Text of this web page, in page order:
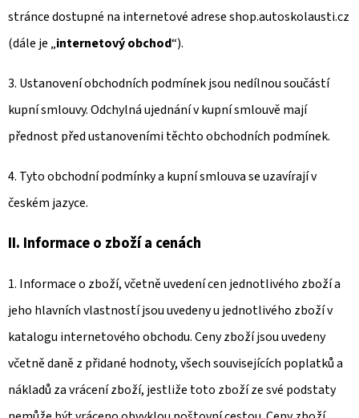
stránce dostupné na internetové adrese shop.autoskolausti.cz
(dále je „internetový obchod“).
3. Ustanovení obchodních podmínek jsou nedílnou součástí
kupní smlouvy. Odchylná ujednání v kupní smlouvě mají
přednost před ustanoveními těchto obchodních podmínek.
4. Tyto obchodní podmínky a kupní smlouva se uzavírají v
českém jazyce.
II. Informace o zboží a cenách
1. Informace o zboží, včetně uvedení cen jednotlivého zboží a
jeho hlavních vlastností jsou uvedeny u jednotlivého zboží v
katalogu internetového obchodu. Ceny zboží jsou uvedeny
včetně daně z přidané hodnoty, všech souvisejících poplatků a
nákladů za vrácení zboží, jestliže toto zboží ze své podstaty
HLEDAT